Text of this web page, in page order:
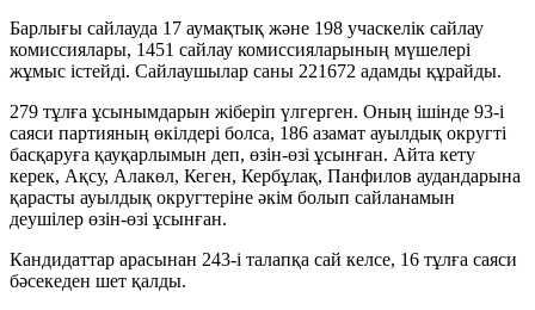
Барлығы сайлауда 17 аумақтық және 198 учаскелік сайлау
комиссиялары, 1451 сайлау комиссияларының мүшелері
жұмыс істейді. Сайлаушылар саны 221672 адамды құрайды.
279 тұлға ұсынымдарын жіберіп үлгерген. Оның ішінде 93-і
саяси партияның өкілдері болса, 186 азамат ауылдық округті
басқаруға қауқарлымын деп, өзін-өзі ұсынған. Айта кету
керек, Ақсу, Алакөл, Кеген, Кербұлақ, Панфилов аудандарына
қарасты ауылдық округтеріне әкім болып сайланамын
деушілер өзін-өзі ұсынған.
Кандидаттар арасынан 243-і талапқа сай келсе, 16 тұлға саяси
бәсекеден шет қалды.